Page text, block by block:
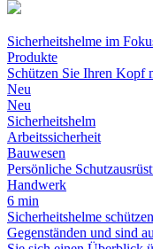
Sicherheitshelme im
Produkte
Schützen Sie Ihren Kopf
Neu
Neu
Sicherheitshelm
Arbeitssicherheit
Bauwesen
Persönliche
Handwerk
6 min
Sicherheitshelme
Gegenständen und sind